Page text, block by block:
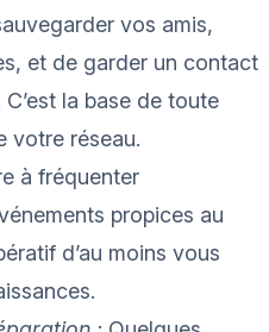
vos amis,
et de garder un contact
la base de toute
votre réseau.
à fréquenter
propices au
d’au moins vous